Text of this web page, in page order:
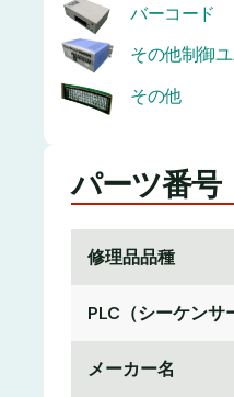
バーコード
その他制御
その他
パーツ番号
修理品品種
PLC（シーケンサ
メーカー名